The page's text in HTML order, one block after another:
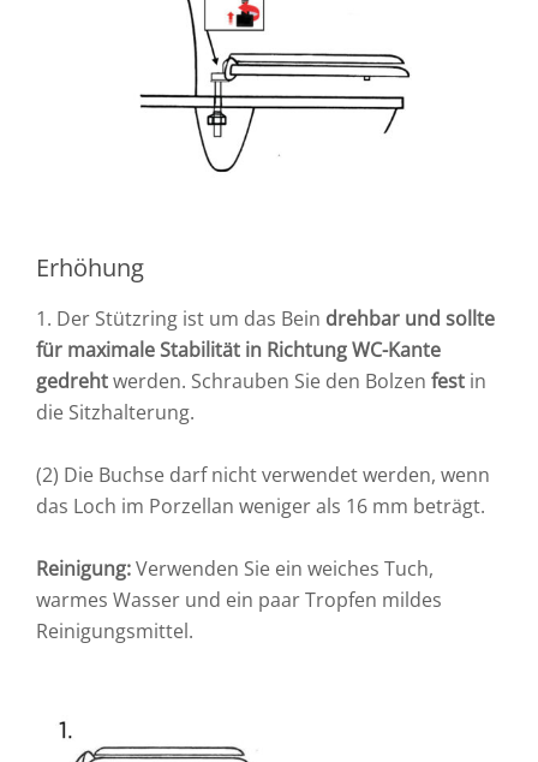
Erhöhung
1. Der Stützring ist um das Bein drehbar und sollte
für maximale Stabilität in Richtung WC-Kante
gedrehtwerden. Schrauben Sie den Bolzen fest in
die Sitzhalterung.
(2) Die Buchse darf nicht verwendet werden, wenn
das Loch im Porzellan weniger als 16 mm beträgt.
Reinigung:Verwenden Sie ein weiches Tuch,
warmes Wasser und ein paar Tropfen mildes
Reinigungsmittel.